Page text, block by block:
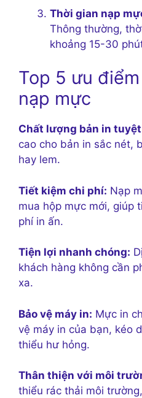
Thời gian nạp
Thông thường,
khoảng 15-30
Top 5 ưu
nạp mực
Chất lượng bản in
cao cho bản in sắc nét,
hay lem.
Tiết kiệm chi phí: Nạp
mua hộp mực mới, giúp
phí in ấn.
Tiện lợi nhanh chóng:
khách hàng không cần
xa.
Bảo vệ máy in: Mực in
vệ máy in của bạn, kéo
thiểu hư hỏng.
Thân thiện với môi
thiểu rác thải môi